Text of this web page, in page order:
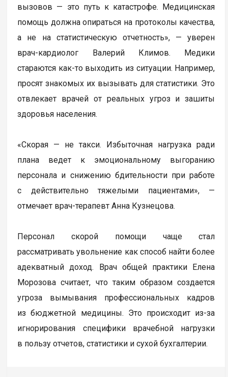
вызовов — это путь к катастрофе. Медицинская
помощь должна опираться на протоколы качества,
а не на статистическую отчетность», — уверен
врач-кардиолог Валерий Климов. Медики
стараются как-то выходить из ситуации. Например,
просят знакомых их вызывать для статистики. Это
отвлекает врачей от реальных угроз и зашиты
здоровья населения.
«Скорая — не такси. Избыточная нагрузка ради
плана ведет к эмоциональному выгоранию
персонала и снижению бдительности при работе
с действительно тяжелыми пациентами», —
отмечает врач-терапевт Анна Кузнецова.
Персонал скорой помощи чаще стал
рассматривать увольнение как способ найти более
адекватный доход. Врач общей практики Елена
Морозова считает, что таким образом создается
угроза вымывания профессиональных кадров
из бюджетной медицины. Это происходит из-за
игнорирования специфики врачебной нагрузки
в пользу отчетов, статистики и сухой бухгалтерии.